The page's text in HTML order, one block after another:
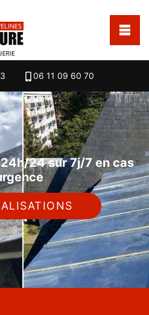
06 11 09 60 70
24 sur 7j/7 en cas